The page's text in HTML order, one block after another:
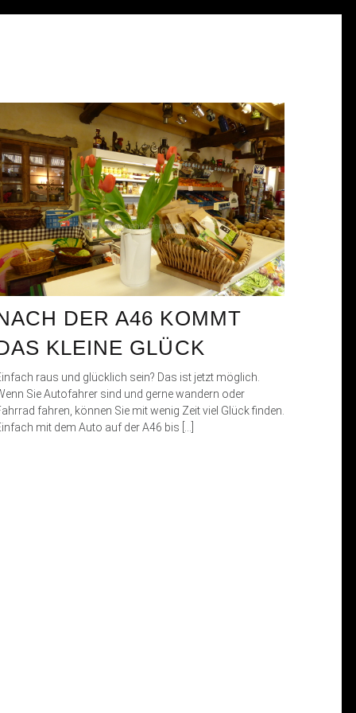
DER A46 KOMMT
KLEINE GLÜCK
raus und glücklich sein? Das ist jetzt möglich.
Sie Autofahrer sind und gerne wandern oder
fahren, können Sie mit wenig Zeit viel Glück finden.
mit dem Auto auf der A46 bis […]